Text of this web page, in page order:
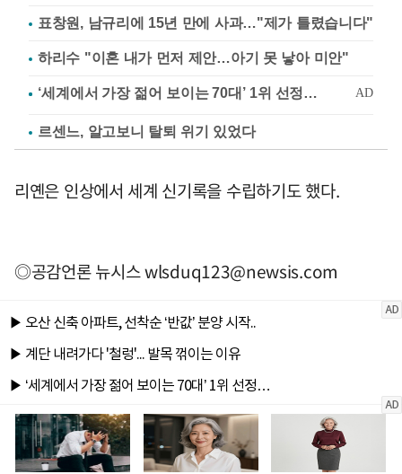
표창원, 남규리에 15년 만에 사과…"제가 틀렸습니다"
하리수 "이혼 내가 먼저 제안…아기 못 낳아 미안"
르센느, 알고보니 탈퇴 위기 있었다
리옌은 인상에서 세계 신기록을 수립하기도 했다.
◎공감언론 뉴시스wlsduq123@newsis.com